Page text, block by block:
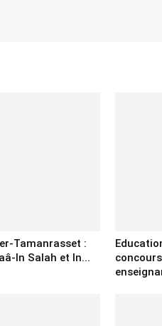
Tamanrasset :
In Salah et In...